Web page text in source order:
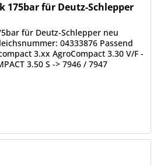
175bar für Deutz-Schlepper
für Deutz-Schlepper neu
04333876 Passend
3.xx AgroCompact 3.30 V/F -
3.50 S -> 7946 / 7947